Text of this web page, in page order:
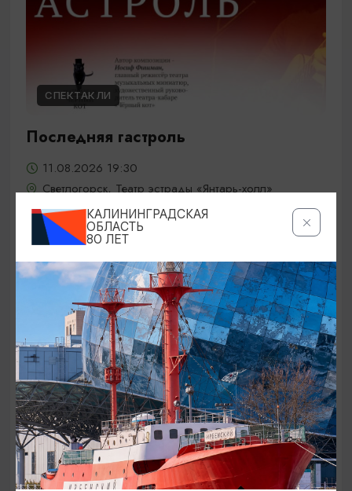
СПЕКТАКЛИ
Последняя гастроль
11.08.2026 19:30
Светлогорск, Театр эстрады «Янтарь-холл»
ОТ 2000₽
КОНЦЕРТЫ
Александр Панайотов
КАЛИНИНГРАДСКАЯ
ОБЛАСТЬ
80 ЛЕТ